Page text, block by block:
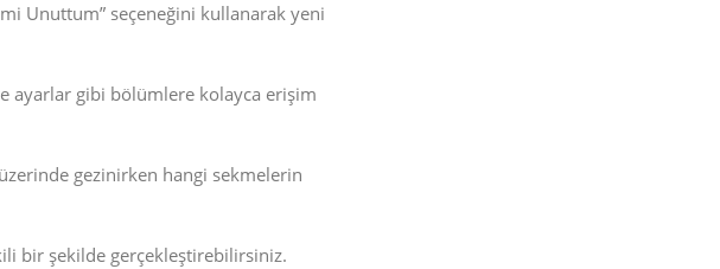
Unuttum” seçeneğini kullanarak yeni
ayarlar gibi bölümlere kolayca erişim
gezinirken hangi sekmelerin
bir şekilde gerçekleştirebilirsiniz.